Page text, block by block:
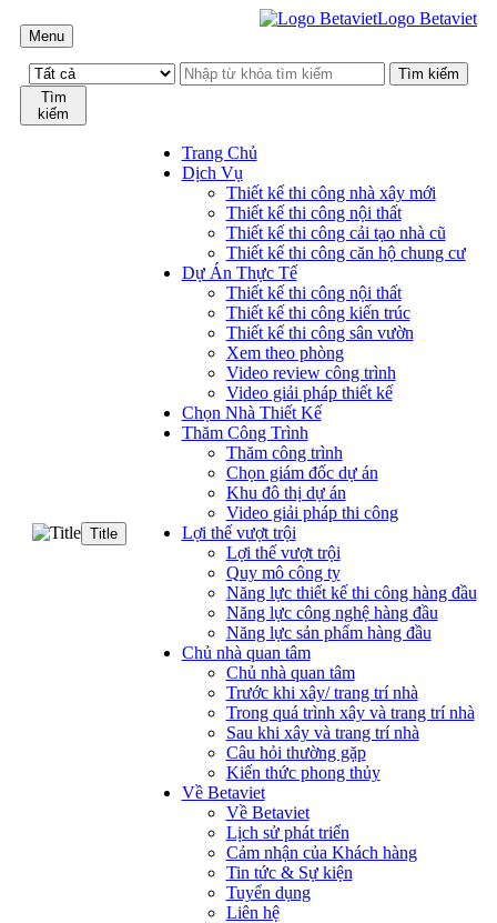
Menu
Logo Betaviet
Tìm
kiếm
Title
Trang Chủ
Dịch Vụ
Thiết kế thi công nhà xây mới
Thiết kế thi công nội thất
Thiết kế thi công cải tạo nhà cũ
Thiết kế thi công căn hộ chung cư
Dự Án Thực Tế
Thiết kế thi công nội thất
Thiết kế thi công kiến trúc
Thiết kế thi công sân vườn
Xem theo phòng
Video review công trình
Video giải pháp thiết kế
Chọn Nhà Thiết Kế
Thăm Công Trình
Thăm công trình
Chọn giám đốc dự án
Khu đô thị dự án
Video giải pháp thi công
Lợi thế vượt trội
Lợi thế vượt trội
Quy mô công ty
Năng lực thiết kế thi công hàng đầu
Năng lực công nghệ hàng đầu
Năng lực sản phẩm hàng đầu
Chủ nhà quan tâm
Chủ nhà quan tâm
Trước khi xây/ trang trí nhà
Trong quá trình xây và trang trí nhà
Sau khi xây và trang trí nhà
Câu hỏi thường gặp
Kiến thức phong thủy
Về Betaviet
Về Betaviet
Lịch sử phát triển
Cảm nhận của Khách hàng
Tin tức & Sự kiện
Tuyển dụng
Liên hệ